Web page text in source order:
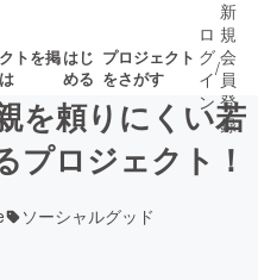
トを掲はじ
める
プロジェクト
をさがす
ロジェクト
ロ
グ
イ
ン
/
新
規
会
員
登
録
を頼りにくい若
プロジェクト！
ソーシャルグッド